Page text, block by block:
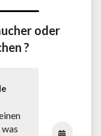
oder
?